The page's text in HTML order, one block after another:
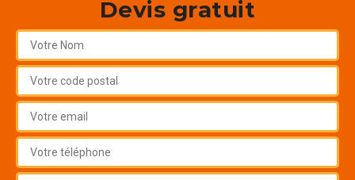
Devis gratuit